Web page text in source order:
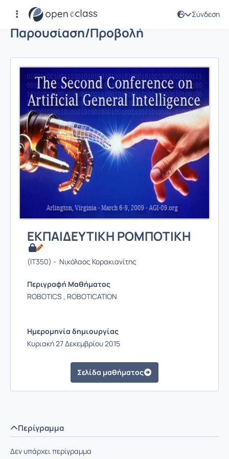
Σύνδεση
Παρουσίαση/Προβολή
ΕΚΠΑΙΔΕΥΤΙΚΗ ΡΟΜΠΟΤΙΚΗ
(IT350) - Νικόλαος Κορακιανίτης
Περιγραφή Μαθήματος
ROBOTICS , ROBOTICATION
Ημερομηνία δημιουργίας
Κυριακή 27 Δεκεμβρίου 2015
Σελίδα μαθήματος
Περίγραμμα
Δεν υπάρχει περίγραμμα